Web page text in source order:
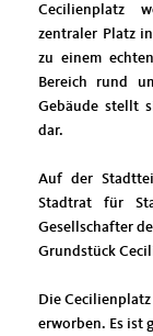
Cecilienplatz
zentraler Platz
zu einem
Bereich rund
Gebäude stellt
dar.
Auf der
Stadtrat für
Gesellschafter
Grundstück
Die
erworben. Es ist